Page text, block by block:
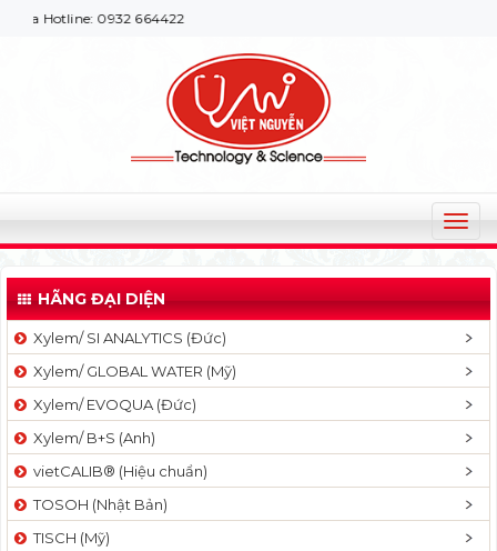
0932 664422
T
o
g
l
v
a
t
HÃNG ĐẠI DIỆN
Xylem/ SI ANALYTICS (Đức)
Xylem/ GLOBAL WATER (Mỹ)
Xylem/ EVOQUA (Đức)
Xylem/ B+S (Anh)
vietCALIB® (Hiệu chuẩn)
TOSOH (Nhật Bản)
TISCH (Mỹ)